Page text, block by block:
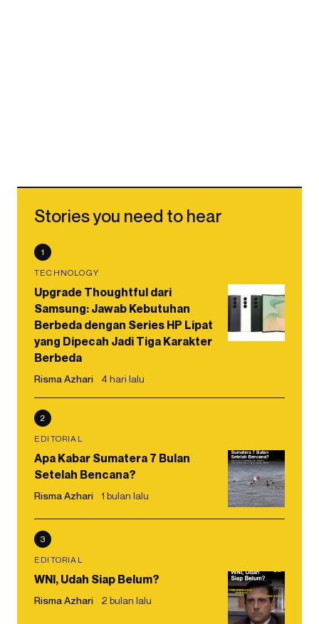
Stories you need to hear
1
TECHNOLOGY
Upgrade Thoughtful dari
Samsung: Jawab Kebutuhan
Berbeda dengan Series HP Lipat
yang Dipecah Jadi Tiga Karakter
Berbeda
Risma Azhari 4 hari lalu
2
EDITORIAL
Apa Kabar Sumatera 7 Bulan
Setelah Bencana?
Risma Azhari 1 bulan lalu
3
EDITORIAL
WNI, Udah Siap Belum?
Risma Azhari 2 bulan lalu